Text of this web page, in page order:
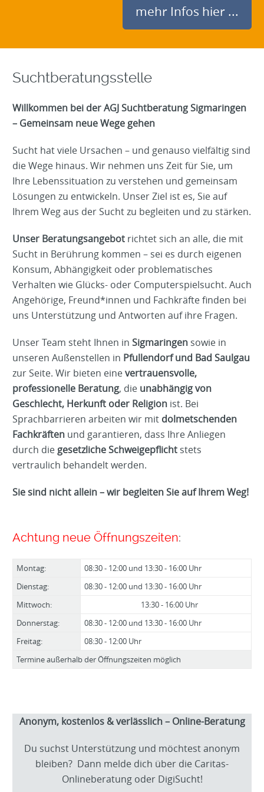
mehr Infos hier ...
Suchtberatungsstelle
Willkommen bei der AGJ Suchtberatung Sigmaringen
– Gemeinsam neue Wege gehen
Sucht hat viele Ursachen – und genauso vielfältig sind
die Wege hinaus. Wir nehmen uns Zeit für Sie, um
Ihre Lebenssituation zu verstehen und gemeinsam
Lösungen zu entwickeln. Unser Ziel ist es, Sie auf
Ihrem Weg aus der Sucht zu begleiten und zu stärken.
Unser Beratungsangebot richtet sich an alle, die mit
Sucht in Berührung kommen – sei es durch eigenen
Konsum, Abhängigkeit oder problematisches
Verhalten wie Glücks- oder Computerspielsucht. Auch
Angehörige, Freund*innen und Fachkräfte finden bei
uns Unterstützung und Antworten auf ihre Fragen.
Unser Team steht Ihnen in Sigmaringen sowie in
unseren Außenstellen in Pfullendorf und Bad Saulgau
zur Seite. Wir bieten einevertrauensvolle,
professionelle Beratung, die unabhängig von
Geschlecht, Herkunft oder Religion ist. Bei
Sprachbarrieren arbeiten wir mit dolmetschenden
Fachkräften und garantieren, dass Ihre Anliegen
durch die gesetzliche Schweigepflicht stets
vertraulich behandelt werden.
Sie sind nicht allein – wir begleiten Sie auf Ihrem Weg!
Achtung neue Öffnungszeiten:
Montag:
08:30 - 12:00 und 13:30 - 16:00 Uhr
Dienstag:
08:30 - 12:00 und 13:30 - 16:00 Uhr
Mittwoch:
13:30 - 16:00 Uhr
Donnerstag:
08:30 - 12:00 und 13:30 - 16:00 Uhr
Freitag:
08:30 - 12:00 Uhr
Termine außerhalb der Öffnungszeiten möglich
Anonym, kostenlos & verlässlich – Online-Beratung
Du suchst Unterstützung und möchtest anonym
bleiben? Dann melde dich über die Caritas-
Onlineberatung oder DigiSucht!